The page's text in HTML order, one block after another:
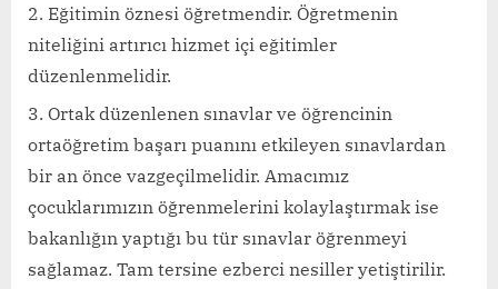
Eğitimin öznesi öğretmendir. Öğretmenin
niteliğini artırıcı hizmet içi eğitimler
düzenlenmelidir.
Ortak düzenlenen sınavlar ve öğrencinin
ortaöğretim başarı puanını etkileyen sınavlardan
bir an önce vazgeçilmelidir. Amacımız
çocuklarımızın öğrenmelerini kolaylaştırmak ise
bakanlığın yaptığı bu tür sınavlar öğrenmeyi
sağlamaz. Tam tersine ezberci nesiller yetiştirilir.